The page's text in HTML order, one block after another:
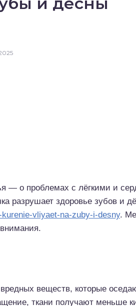
— о проблемах с лёгкими и
разрушает здоровье зубов и
vliyaet-na-zuby-i-desny.
вредных веществ, которые
ткани получают меньше